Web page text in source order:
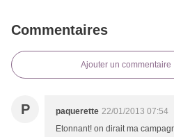
Commentaires
Ajouter un commentaire
P paquerette 22/01/2013 07:54
Etonnant! on dirait ma